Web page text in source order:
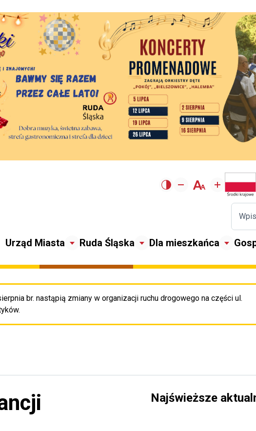
Urząd Miasta Ruda Śląska Dla mieszkańca
br. nastąpią zmiany w organizacji ruchu drogowego na części ul.
Przejdź do
Najświeższe